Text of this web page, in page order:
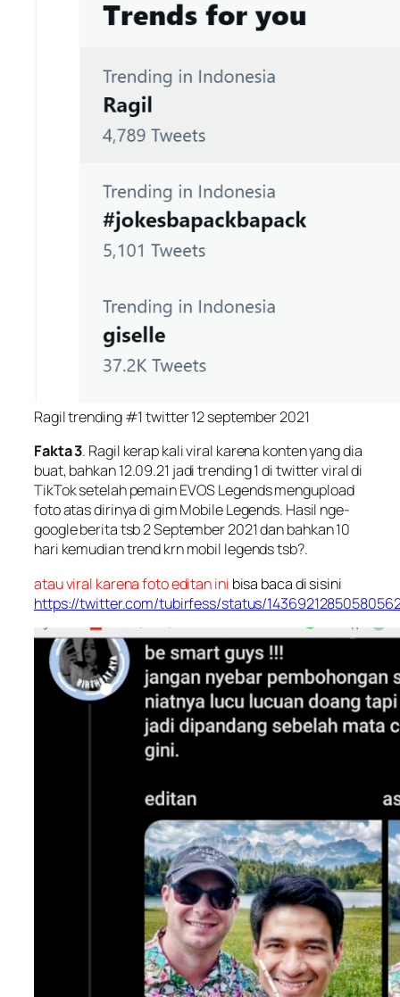
Ragil trending #1 twitter 12 september 2021
Fakta 3. Ragil kerap kali viral karena konten yang dia
buat, bahkan 12.09.21 jadi trending 1 di twitter viral di
TikTok setelah pemain EVOS Legends mengupload
foto atas dirinya di gim Mobile Legends. Hasil nge-
google berita tsb 2 September 2021 dan bahkan 10
hari kemudian trend krn mobil legends tsb?.
atau viral karena foto editan ini bisa baca di sisini
https://twitter.com/tubirfess/status/